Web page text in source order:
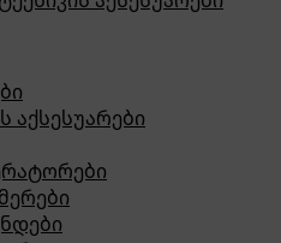
აქსესუარები